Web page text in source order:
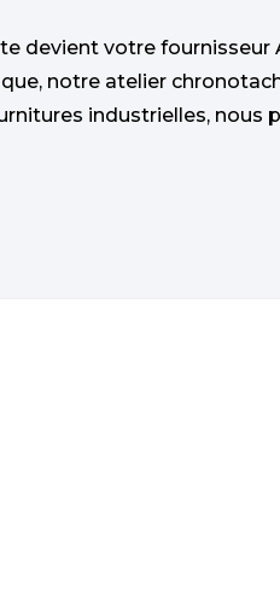
devient votre fournisseur
notre atelier
industrielles, nous